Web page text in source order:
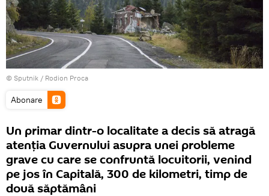
© Sputnik / Rodion Proca
Abonare
Un primar dintr-o localitate a decis să atragă
atenția Guvernului asupra unei probleme
grave cu care se confruntă locuitorii, venind
pe jos în Capitală, 300 de kilometri, timp de
două săptămâni